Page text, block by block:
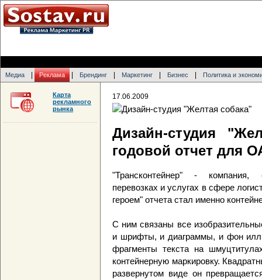
Медиа Реклама Брендинг Маркетинг Бизнес Политика и
17.06.2009
Дизайн-студия
годовой отчет для
"Трансконтейнер" - компания,
перевозках и услугах в сфере
героем" отчета стал именно
С ним связаны все
и шрифты, и диаграммы, и фон
фрагменты текста на
контейнерную маркировку.
развернутом виде он
Карта
рекламного
рынка